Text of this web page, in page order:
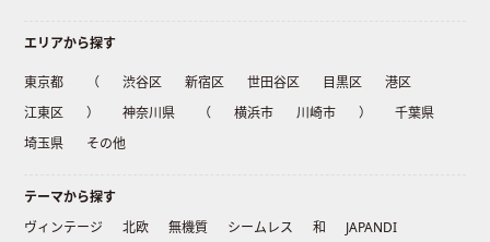
エリアから探す
東京都 （ 渋谷区 新宿区 世田谷区 目黒区
港区
江東区
） 神奈川県 （ 横浜市 川崎市 ）
千葉県
埼玉県
その他
テーマから探す
ヴィンテージ
北欧 無機質 シームレス 和
JAPANDI